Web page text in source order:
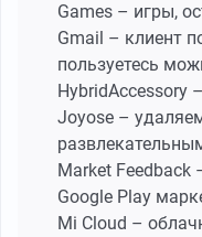
Games – игры,
Gmail – клиент
пользуетесь
HybridAccessory
Joyose –
Market
Google Play
Mi Cloud –